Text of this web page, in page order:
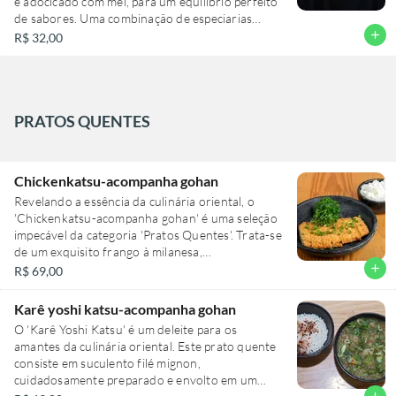
de sabores. Uma combinação de especiarias
acrescenta profundidade ao prato, enquanto o
para apreciar como uma entrada quente, este
R$ 32,00 add
PRATOS QUENTES
Chickenkatsu-acompanha gohan
Revelando a essência da culinária oriental, o
'Chickenkatsu-acompanha gohan' é uma seleção
impecável da categoria 'Pratos Quentes'. Trata-se
de um exquisito frango à milanesa,
cuidadosamente empanado com uma crosta
uma carne suculenta e tenra. O prato é
enriquecido com gohan, um arroz branco
tradicional japonês, cozido à perfeição. Este
prato é uma combinação harmoniosa de sabores
e texturas que promete uma experiência
gastronômica marcante.
R$ 69,00 add
Karê yoshi katsu-acompanha gohan
O 'Karê Yoshi Katsu' é um deleite para os
amantes da culinária oriental. Este prato quente
consiste em suculento filé mignon,
cuidadosamente preparado e envolto em um